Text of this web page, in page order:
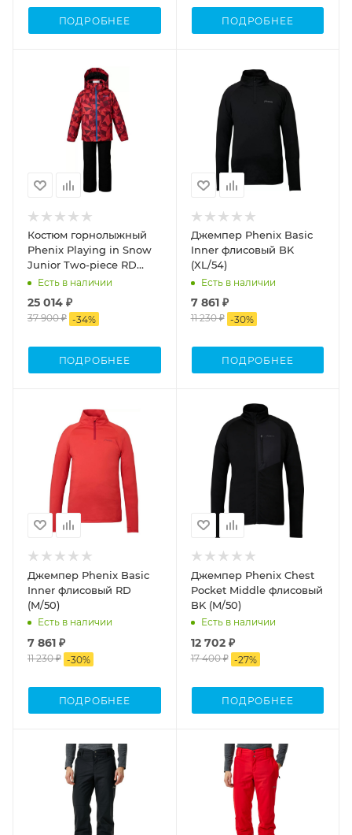
ПОДРОБНЕЕ ПОДРОБНЕЕ
Костюм горнолыжный
Phenix Playing in Snow
Junior Two-piece RD
(8/12)
Есть в наличии
25 014 ₽
37 900 ₽ -34%
ПОДРОБНЕЕ
Джемпер Phenix Basic
Inner флисовый BK
(XL/54)
Есть в наличии
7 861 ₽
11 230 ₽ -30%
ПОДРОБНЕЕ
Джемпер Phenix Basic
Inner флисовый RD
(M/50)
Есть в наличии
7 861 ₽
11 230 ₽ -30%
ПОДРОБНЕЕ
Джемпер Phenix Chest
Pocket Middle флисовый
BK (M/50)
Есть в наличии
12 702 ₽
17 400 ₽ -27%
ПОДРОБНЕЕ